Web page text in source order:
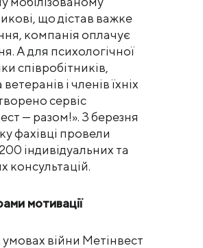
що дістав важке
компанія оплачує
А для психологічної
співробітників,
і членів їхніх
сервіс
— разом!». З березня
фахівці провели
індивідуальних та
консультацій.
мотивації
умовах війни Метінвест